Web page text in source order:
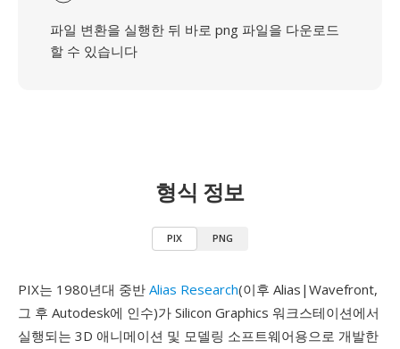
파일 변환을 실행한 뒤 바로 png 파일을 다운로드
할 수 있습니다
형식 정보
PIX PNG
PIX는 1980년대 중반 Alias Research(이후 Alias|Wavefront,
그 후 Autodesk에 인수)가 Silicon Graphics 워크스테이션에서
실행되는 3D 애니메이션 및 모델링 소프트웨어용으로 개발한